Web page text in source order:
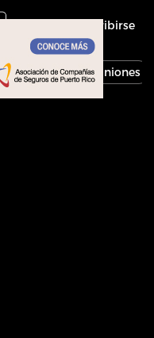
Inscribirse
Economía Opiniones